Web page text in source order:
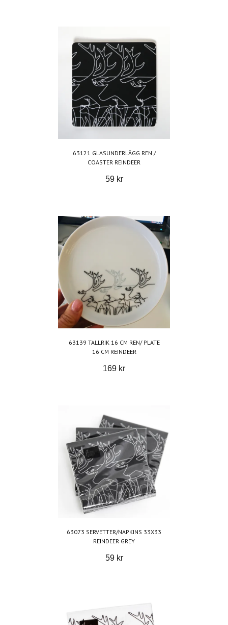
63121 GLASUNDERLÄGG REN /
COASTER REINDEER
59 kr
63139 TALLRIK 16 CM REN/ PLATE
16 CM REINDEER
169 kr
63073 SERVETTER/NAPKINS 33X33
REINDEER GREY
59 kr